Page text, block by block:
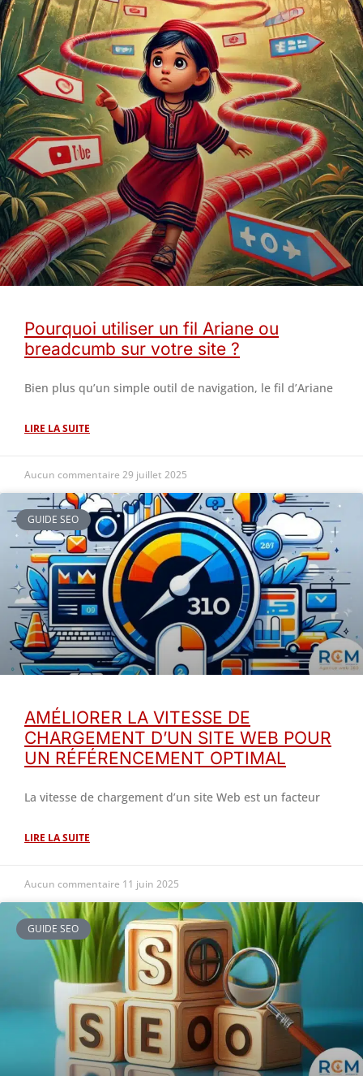
Pourquoi utiliser un fil Ariane ou
breadcumb sur votre site ?
Bien plus qu’un simple outil de navigation, le fil d’Ariane
LIRE LA SUITE
Aucun commentaire 29 juillet 2025
GUIDE SEO
AMÉLIORER LA VITESSE DE
CHARGEMENT D’UN SITE WEB POUR
UN RÉFÉRENCEMENT OPTIMAL
La vitesse de chargement d’un site Web est un facteur
LIRE LA SUITE
Aucun commentaire 11 juin 2025
GUIDE SEO